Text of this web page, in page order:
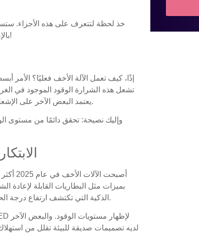
خذ لحظة لتتعرف على هذه الأجزاء.
بالإضافة إلى ذلك، من الجيد دائمًا معرفة ما يوجد أسفل الغطاء!
إذًا، كيف تعمل الآلة الأخف فعليًا؟
تشعل هذه الشرارة الوقود الموجود في
يعتمد البعض الآخر على الإشعال الكهربائي. وفي كلتا الحالتين، فإن العملية سريعة وفعالة.
وإليك نصيحة: تحقق دائمًا من مستوى
بميزات مثل البطاريات القابلة لإعادة
الذكية التي تكتشف ارتفاع درجة الحرارة. هذه الابتكارات تجعلها أكثر أمانًا وأسهل في الاستخدام.
لديه تصميمات صديقة للبيئة تقلل من